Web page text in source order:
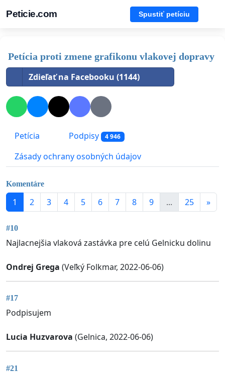
Peticie.com Spustiť petíciu
Petícia proti zmene grafikonu vlakovej dopravy
Zdieľať na Facebooku (1144)
Petícia Podpisy 4 946
Zásady ochrany osobných údajov
Komentáre
1 2 3 4 5 6 7 8 9 ... 25 »
#10
Najlacnejšia vlaková zastávka pre celú Gelnicku dolinu
Ondrej Grega (Veľký Folkmar, 2022-06-06)
#17
Podpisujem
Lucia Huzvarova (Gelnica, 2022-06-06)
#21